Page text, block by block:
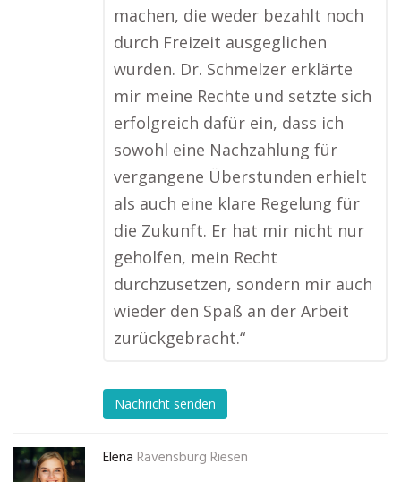
machen, die weder bezahlt noch
durch Freizeit ausgeglichen
wurden. Dr. Schmelzer erklärte
mir meine Rechte und setzte sich
erfolgreich dafür ein, dass ich
sowohl eine Nachzahlung für
vergangene Überstunden erhielt
als auch eine klare Regelung für
die Zukunft. Er hat mir nicht nur
geholfen, mein Recht
durchzusetzen, sondern mir auch
wieder den Spaß an der Arbeit
zurückgebracht.“
Nachricht senden
Elena Ravensburg Riesen